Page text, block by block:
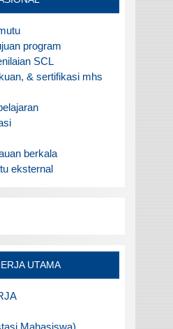
program
SCL
& sertifikasi mhs
berkala
eksternal
UTAMA
Mahasiswa)